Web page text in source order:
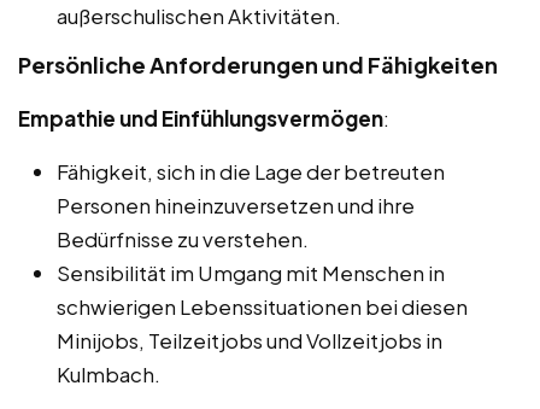
außerschulischen Aktivitäten.
Persönliche Anforderungen und Fähigkeiten
Empathie und Einfühlungsvermögen:
Fähigkeit, sich in die Lage der betreuten
Personen hineinzuversetzen und ihre
Bedürfnisse zu verstehen.
Sensibilität im Umgang mit Menschen in
schwierigen Lebenssituationen bei diesen
Minijobs, Teilzeitjobs und Vollzeitjobs in
Kulmbach.